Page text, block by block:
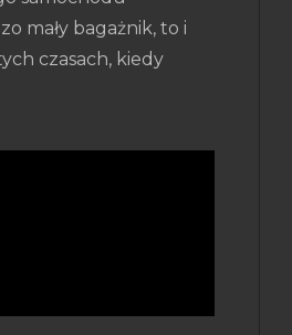
mały bagażnik, to i
czasach, kiedy